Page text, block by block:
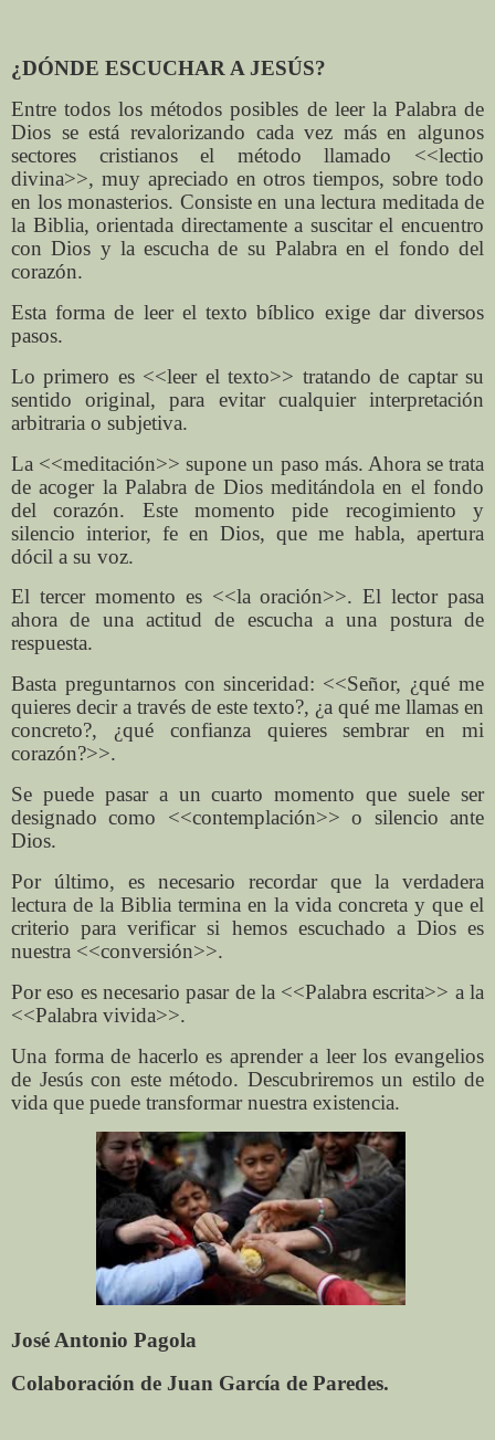
¿DÓNDE ESCUCHAR A JESÚS?
Entre todos los métodos posibles de leer la Palabra de
Dios se está revalorizando cada vez más en algunos
sectores cristianos el método llamado <<lectio
divina>>, muy apreciado en otros tiempos, sobre todo
en los monasterios. Consiste en una lectura meditada de
la Biblia, orientada directamente a suscitar el encuentro
con Dios y la escucha de su Palabra en el fondo del
corazón.
Esta forma de leer el texto bíblico exige dar diversos
pasos.
Lo primero es <<leer el texto>> tratando de captar su
sentido original, para evitar cualquier interpretación
arbitraria o subjetiva.
La <<meditación>> supone un paso más. Ahora se trata
de acoger la Palabra de Dios meditándola en el fondo
del corazón. Este momento pide recogimiento y
silencio interior, fe en Dios, que me habla, apertura
dócil a su voz.
El tercer momento es <<la oración>>. El lector pasa
ahora de una actitud de escucha a una postura de
respuesta.
Basta preguntarnos con sinceridad: <<Señor, ¿qué me
quieres decir a través de este texto?, ¿a qué me llamas en
concreto?, ¿qué confianza quieres sembrar en mi
corazón?>>.
Se puede pasar a un cuarto momento que suele ser
designado como <<contemplación>> o silencio ante
Dios.
Por último, es necesario recordar que la verdadera
lectura de la Biblia termina en la vida concreta y que el
criterio para verificar si hemos escuchado a Dios es
nuestra <<conversión>>.
Por eso es necesario pasar de la <<Palabra escrita>> a la
<<Palabra vivida>>.
Una forma de hacerlo es aprender a leer los evangelios
de Jesús con este método. Descubriremos un estilo de
vida que puede transformar nuestra existencia.
José Antonio Pagola
Colaboración de Juan García de Paredes.